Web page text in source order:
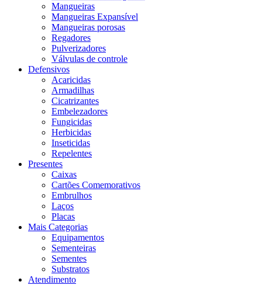
Mangueiras
Mangueiras Expansível
Mangueiras porosas
Regadores
Pulverizadores
Válvulas de controle
Defensivos
Acaricidas
Armadilhas
Cicatrizantes
Embelezadores
Fungicidas
Herbicidas
Inseticidas
Repelentes
Presentes
Caixas
Cartões Comemorativos
Embrulhos
Laços
Placas
Mais Categorias
Equipamentos
Sementeiras
Sementes
Substratos
Atendimento